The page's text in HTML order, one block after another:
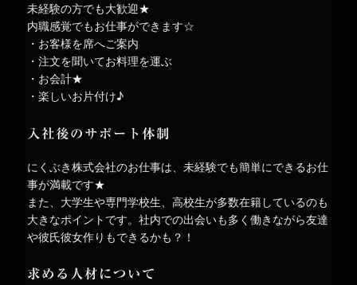
未経験の方でも大歓迎★
内職感覚でもお仕事ができます☆
・お客様を席へご案内
・注文を聞いてお料理を運ぶ
・お会計★
・楽しいお片付け♪
入社後のサポート体制
にくぶき株式会社のお仕事は、未経験でも簡単にできるお仕
事が満載です★
また、大学生や専門学校生、高校生が多数在籍しているのも
大きなポイントです。社内での出会いも多く働きながら友達
や彼氏彼女作りもできるかも？！
求める人材について